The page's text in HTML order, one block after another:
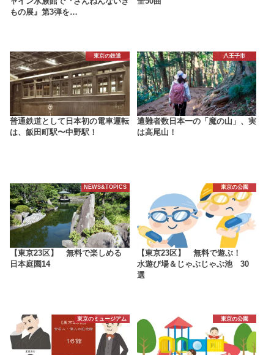
もの展』第3弾を…
東京の鉄道
普通鉄道として日本初の電車運転
は、飯田町駅〜中野駅！
八王子市
遭難者数日本一の「魔の山」、実
は高尾山！
NEWS&TOPICS
【東京23区】 無料で楽しめる
日本庭園14
東京の公園
【東京23区】 無料で遊ぶ！
水遊び場＆じゃぶじゃぶ池 30
選
東京のミュージアム 東京の公園